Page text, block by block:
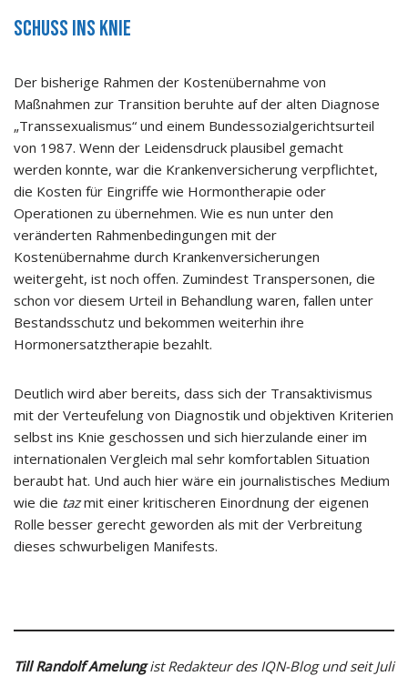
Schuss ins Knie
Der bisherige Rahmen der Kostenübernahme von
Maßnahmen zur Transition beruhte auf der alten Diagnose
„Transsexualismus“ und einem Bundessozialgerichtsurteil
von 1987. Wenn der Leidensdruck plausibel gemacht
werden konnte, war die Krankenversicherung verpflichtet,
die Kosten für Eingriffe wie Hormontherapie oder
Operationen zu übernehmen. Wie es nun unter den
veränderten Rahmenbedingungen mit der
Kostenübernahme durch Krankenversicherungen
weitergeht, ist noch offen. Zumindest Transpersonen, die
schon vor diesem Urteil in Behandlung waren, fallen unter
Bestandsschutz und bekommen weiterhin ihre
Hormonersatztherapie bezahlt.
Deutlich wird aber bereits, dass sich der Transaktivismus
mit der Verteufelung von Diagnostik und objektiven Kriterien
selbst ins Knie geschossen und sich hierzulande einer im
internationalen Vergleich mal sehr komfortablen Situation
beraubt hat. Und auch hier wäre ein journalistisches Medium
wie die tazmit einer kritischeren Einordnung der eigenen
Rolle besser gerecht geworden als mit der Verbreitung
dieses schwurbeligen Manifests.
Till Randolf Amelung ist Redakteur des IQN-Blog und seit Juli